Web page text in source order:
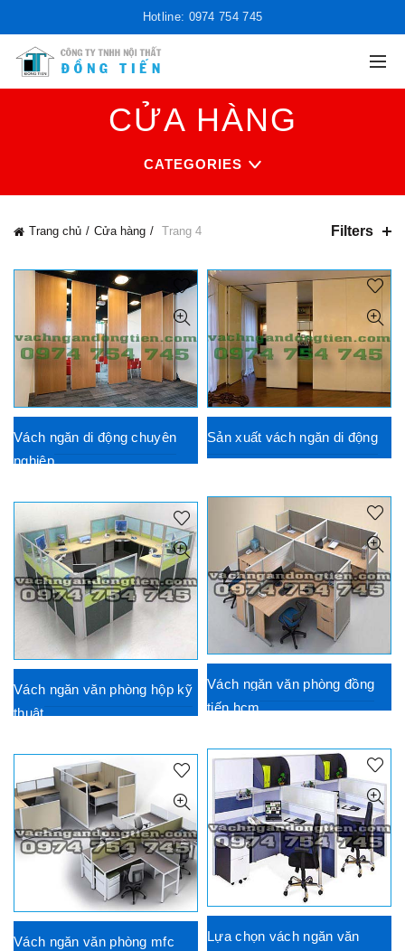
Hotline: 0974 754 745
CỬA HÀNG
CATEGORIES
Trang chủ Cửa hàng Trang 4 Filters
Vách ngăn di động chuyên
nghiệp
Sản xuất vách ngăn di động
Vách ngăn văn phòng đồng
tiến hcm
Vách ngăn văn phòng hộp kỹ
thuật
Lựa chọn vách ngăn văn
Vách ngăn văn phòng mfc